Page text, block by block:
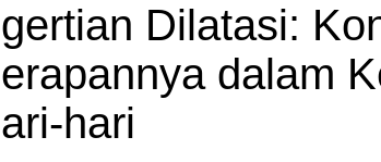
Dilatasi:
dalam
hari